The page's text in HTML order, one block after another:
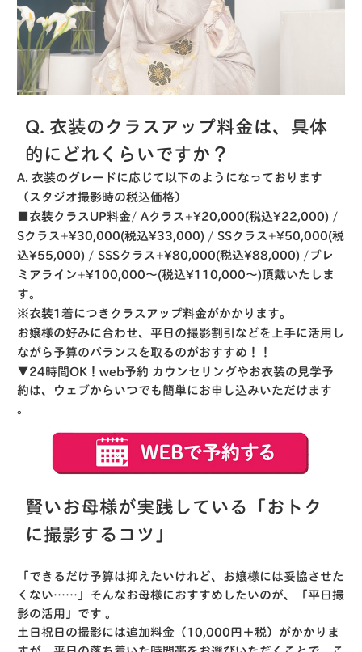
Q. 衣装のクラスアップ料金は、具体
的にどれくらいですか？
A. 衣装のグレードに応じて以下のようになっております
（スタジオ撮影時の税込価格）
■衣装クラスUP料金/ Aクラス+¥20,000(税込¥22,000) /
Sクラス+¥30,000(税込¥33,000) / SSクラス+¥50,000(税
込¥55,000) / SSSクラス+¥80,000(税込¥88,000) /プレ
ミアライン+¥100,000〜(税込¥110,000〜)頂戴いたしま
す。
※衣装1着につきクラスアップ料金がかかります。
お嬢様の好みに合わせ、平日の撮影割引などを上手に活用し
ながら予算のバランスを取るのがおすすめ！！
▼24時間OK！web予約 カウンセリングやお衣装の見学予
約は、ウェブからいつでも簡単にお申し込みいただけます
。
賢いお母様が実践している「おトク
に撮影するコツ」
「できるだけ予算は抑えたいけれど、お嬢様には妥協させた
くない……」そんなお母様におすすめしたいのが、「平日撮
影の活用」です 。
土日祝日の撮影には追加料金（10,000円＋税）がかかりま